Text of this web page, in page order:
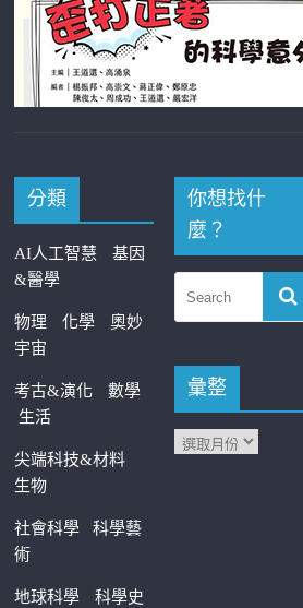
分類
AI人工智慧
基因
&醫學
物理 化學
奧妙
宇宙
考古&演化
數學
生活
尖端科技&材料
生物
社會科學科學藝
術
地球科學 科學史
你想找什
麼？
彙整